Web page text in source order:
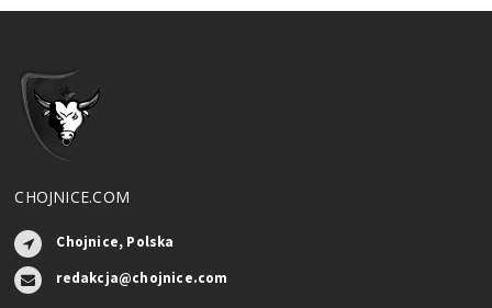
CHOJNICE.COM
Chojnice, Polska
redakcja@chojnice.com